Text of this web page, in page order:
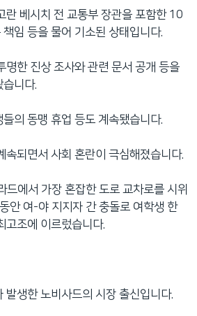
란 베시치 전 교통부 장관을 포함한 10
임 등을 물어 기소된 상태입니다.
명한 진상 조사와 관련 문서 공개 등을
니다.
의 동맹 휴업 등도 계속됐습니다.
속되면서 사회 혼란이 극심해졌습니다.
드에서 가장 혼잡한 도로 교차로를 시위
안 여-야 지지자 간 충돌로 여학생 한
고조에 이르렀습니다.
발생한 노비사드의 시장 출신입니다.